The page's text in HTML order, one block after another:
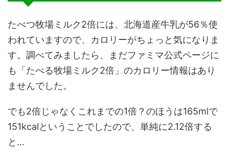
たべつ牧場ミルク2倍には、北海道産牛乳が56％使
われていますので、カロリーがちょっと気になりま
す。調べてみましたら、まだファミマ公式ページに
も「たべる牧場ミルク2倍」のカロリー情報はあり
ませんでした。
でも2倍じゃなくこれまでの1倍？のほうは165mlで
151kcalということでしたので、単純に2.12倍する
と…